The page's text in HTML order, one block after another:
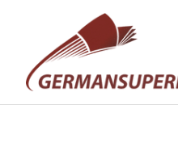
conținut